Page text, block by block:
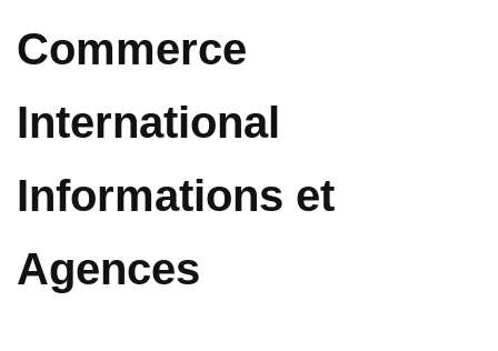
Commerce
International
Informations et
Agences